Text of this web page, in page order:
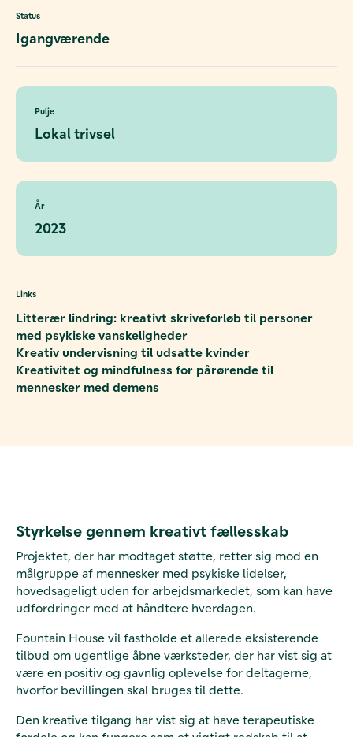
Status
Igangværende
Pulje
Lokal trivsel
År
2023
Links
Litterær lindring: kreativt skriveforløb til personer
med psykiske vanskeligheder
Kreativ undervisning til udsatte kvinder
Kreativitet og mindfulness for pårørende til
mennesker med demens
Styrkelse gennem kreativt fællesskab
Projektet, der har modtaget støtte, retter sig mod en
målgruppe af mennesker med psykiske lidelser,
hovedsageligt uden for arbejdsmarkedet, som kan have
udfordringer med at håndtere hverdagen.
Fountain House vil fastholde et allerede eksisterende
tilbud om ugentlige åbne værksteder, der har vist sig at
være en positiv og gavnlig oplevelse for deltagerne,
hvorfor bevillingen skal bruges til dette.
Den kreative tilgang har vist sig at have terapeutiske